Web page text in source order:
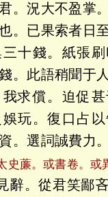
。況大不盈掌
。已果索者日
十錢。紙張
。此語稍聞于
求償。迫促
玩。復口占
。選詞誠費力
史薕。或書卷。或
辭。從君笑鄙